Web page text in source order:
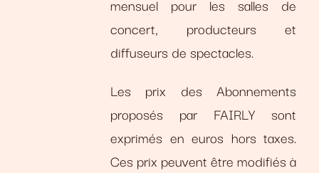
mensuel pour les salles de
concert, producteurs et
diffuseurs de spectacles.
Les prix des Abonnements
proposés par FAIRLY sont
exprimés en euros hors taxes.
Ces prix peuvent être modifiés à